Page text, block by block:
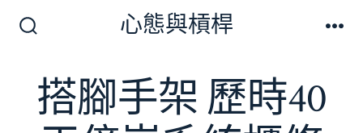
切
換
開
關
心態與槓桿
搭腳手架 歷時40